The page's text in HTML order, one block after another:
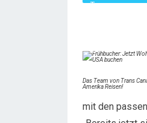
Das Team von Trans
Amerika Reisen!
mit den